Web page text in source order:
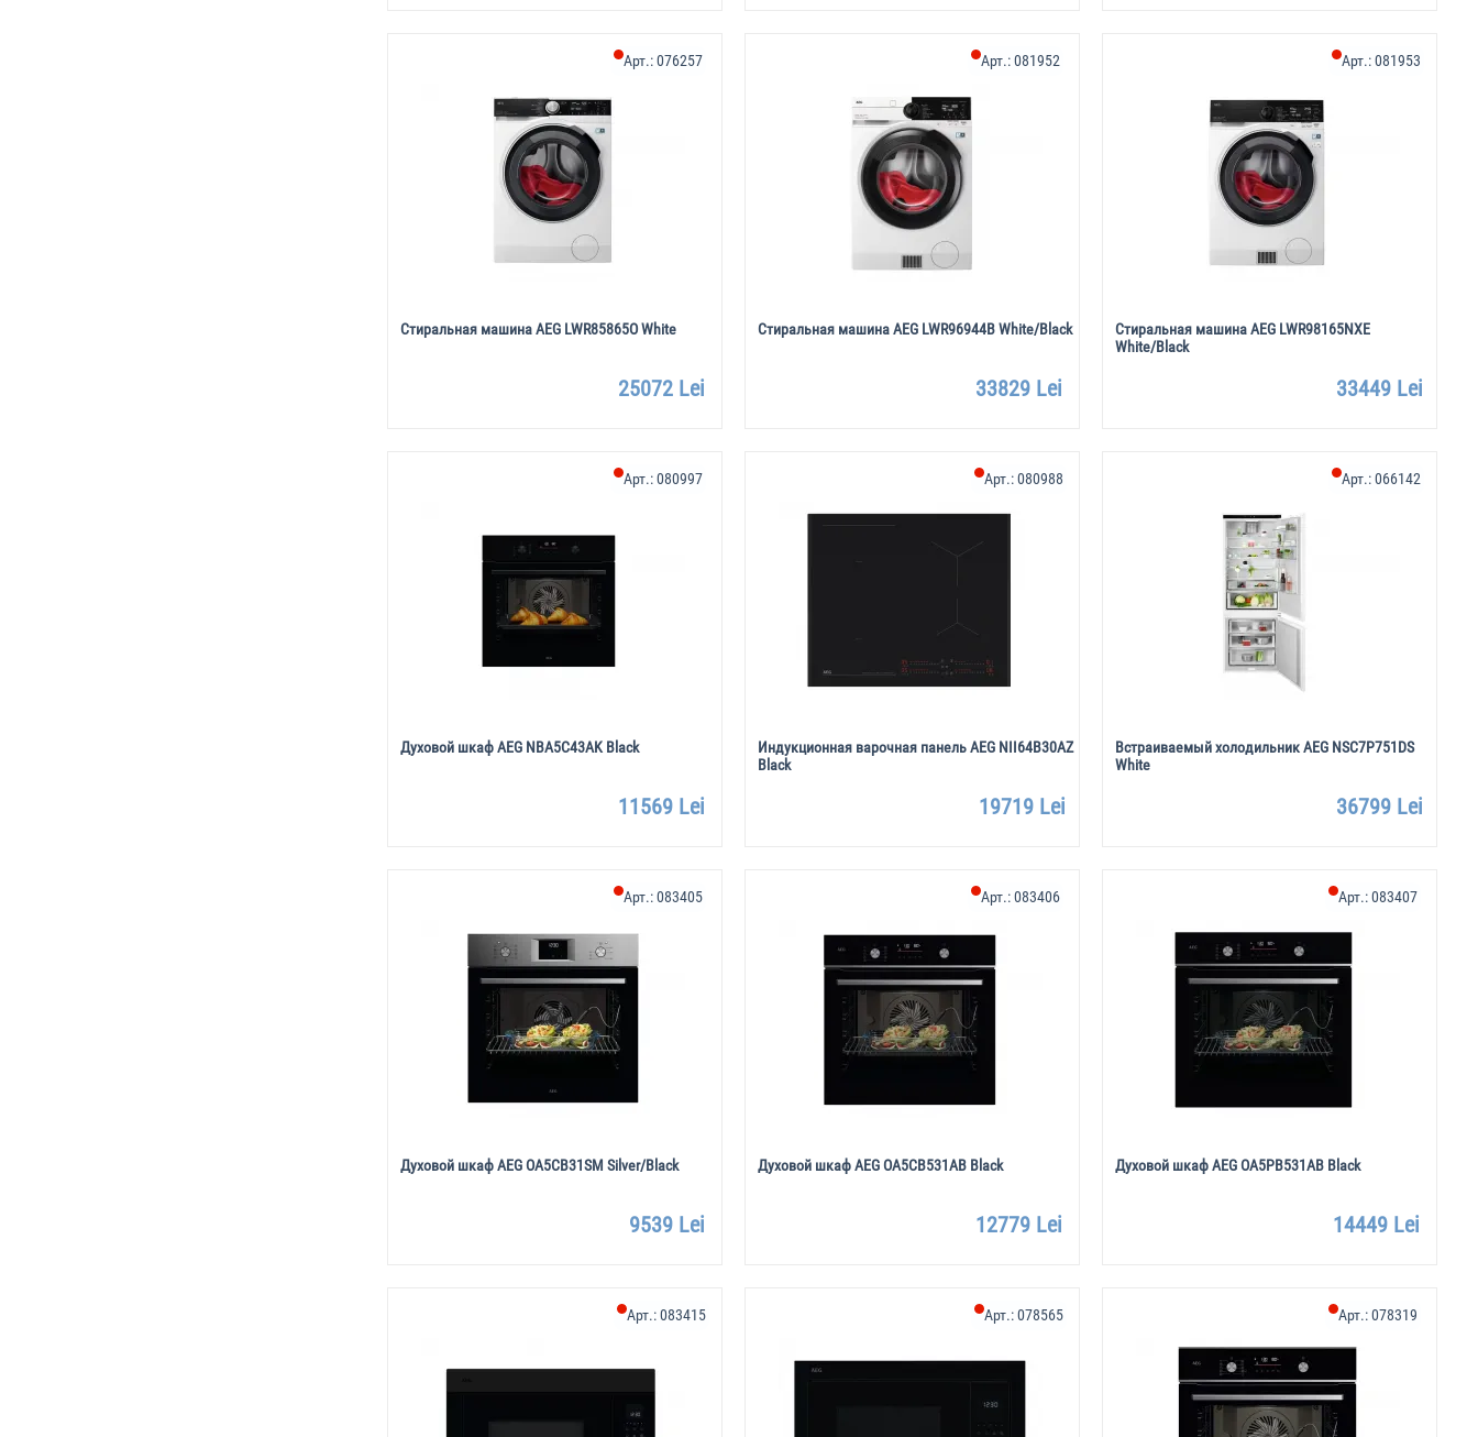
Стиральная машина AEG LWR85865O White
Арт.:076257
25072 Lei
Стиральная машина AEG LWR96944B White/Black
Арт.:081952
33829 Lei
Стиральная машина AEG LWR98165NXE
White/Black
Арт.:081953
33449 Lei
Духовой шкаф AEG NBA5C43AK Black
Арт.:080997
11569 Lei
Индукционная варочная панель AEG NII64B30AZ
Black
Арт.:080988
19719 Lei
Встраиваемый холодильник AEG NSC7P751DS
White
Арт.:066142
36799 Lei
Духовой шкаф AEG OA5CB31SM Silver/Black
Арт.:083405
9539 Lei
Духовой шкаф AEG OA5CB531AB Black
Арт.:083406
12779 Lei
Духовой шкаф AEG OA5PB531AB Black
Арт.:083407
14449 Lei
Арт.:083415 Арт.:078565 Арт.:078319